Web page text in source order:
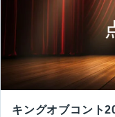
キングオブコント